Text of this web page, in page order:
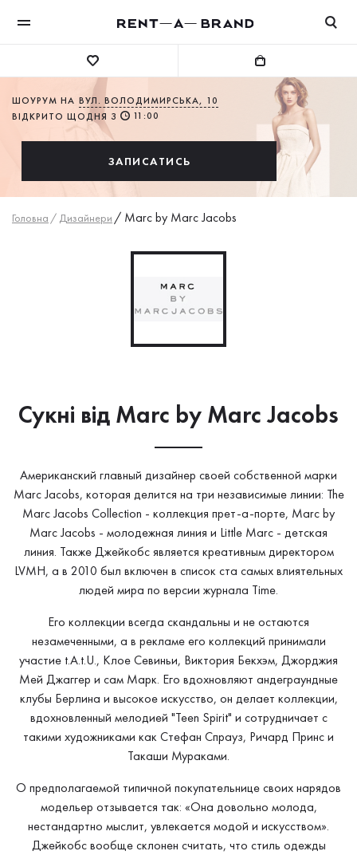
ШОУРУМ НА ВУЛ. ВОЛОДИМИРСЬКА, 10
ВІДКРИТО ЩОДНЯ З
11:00
ЗАПИСАТИСЬ
Головна / Дизайнери / Marc by Marc Jacobs
Сукнi від Marc by Marc Jacobs
Американский главный дизайнер своей собственной марки
Marc Jacobs, которая делится на три независимые линии: The
Marc Jacobs Collection - коллекция прет-а-порте, Marc by
Marc Jacobs - молодежная линия и Little Marc - детская
линия. Также Джейкобс является креативным директором
LVMH, а в 2010 был включен в список ста самых влиятельных
людей мира по версии журнала Time.
Его коллекции всегда скандальны и не остаются
незамеченными, а в рекламе его коллекций принимали
участие t.A.t.U., Клое Севиньи, Виктория Бекхэм, Джорджия
Мей Джаггер и сам Марк. Его вдохновляют андеграундные
клубы Берлина и высокое искусство, он делает коллекции,
вдохновленный мелодией "Teen Spirit" и сотрудничает с
такими художниками как Стефан Спрауз, Ричард Принс и
Такаши Мураками.
О предполагаемой типичной покупательнице своих нарядов
модельер отзывается так: «Она довольно молода,
нестандартно мыслит, увлекается модой и искусством».
Джейкобс вообще склонен считать, что стиль одежды